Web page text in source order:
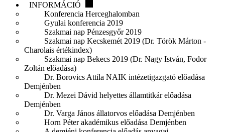
INFORMÁCIÓ
Konferencia Herceghalomban
Gyulai konferencia 2019
Szakmai nap Pénzesgyőr 2019
Szakmai nap Kecskemét 2019 (Dr. Török Márton -
Charolais értékindex)
Szakmai nap Bekecs 2019 (Dr. Nagy István, Fodor
Zoltán előadása)
Dr. Borovics Attila NAIK intézetigazgató előadása
Demjénben
Dr. Mezei Dávid helyettes államtitkár előadása
Demjénben
Dr. Varga János állatorvos előadása Demjénben
Horn Péter akadémikus előadása Demjénben